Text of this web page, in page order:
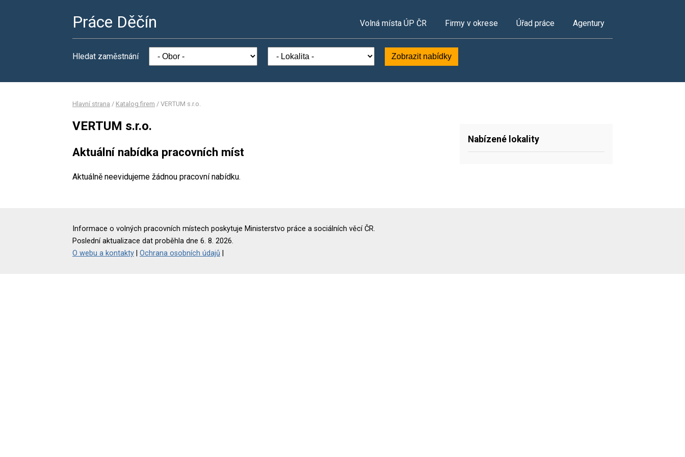
Práce Děčín Volná místa ÚP ČR Firmy v okrese Úřad práce Agentury
Hledat zaměstnání Zobrazit nabídky
Hlavní strana / Katalog firem / VERTUM s.r.o.
VERTUM s.r.o.
Aktuální nabídka pracovních míst
Aktuálně neevidujeme žádnou pracovní nabídku.
Nabízené lokality
Informace o volných pracovních místech poskytuje Ministerstvo práce a sociálních věcí ČR.
Poslední aktualizace dat proběhla dne 6. 8. 2026.
O webu a kontakty
Ochrana osobních údajů